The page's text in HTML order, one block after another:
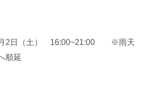
月2日（土） 16:00~21:00 ※雨天
順延